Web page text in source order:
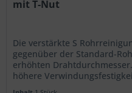
mit T-Nut
Die verstärkte S
gegenüber der Standard-
erhöhten
höhere